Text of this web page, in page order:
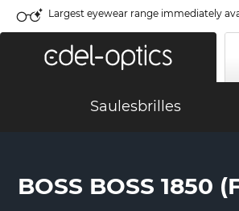
Largest eyewear range immediately
Saulesbrilles
BOSS BOSS 1850